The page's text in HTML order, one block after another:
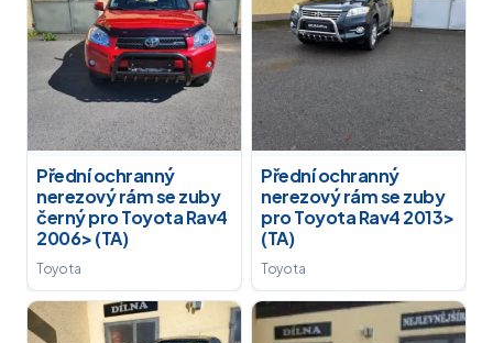
Přední ochranný
nerezový rám se zuby
černý pro Toyota Rav4
2006> (TA)
Toyota
Přední ochranný
nerezový rám se zuby
pro Toyota Rav4 2013>
(TA)
Toyota